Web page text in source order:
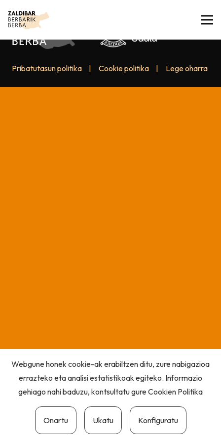
Pribatutasun politika Cookie politika Lege oharra
Webgune honek cookie-ak erabiltzen ditu, zure nabigazioa
errazteko eta analisi estatistikoak egiteko. Informazio
gehiago nahi baduzu, kontsultatu gureCookien Politika
Onartu Ukatu Konfiguratu